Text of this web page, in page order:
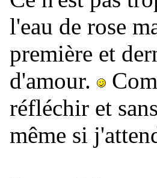
l'eau de rose
première et
d'amour.
réfléchir et
même si